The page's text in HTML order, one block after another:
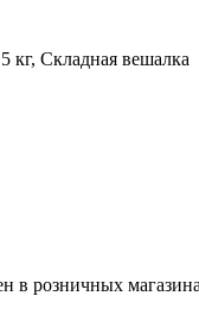
Складная вешалка
в розничных